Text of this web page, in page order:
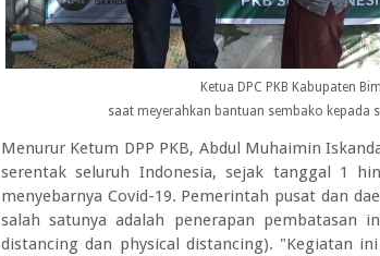
Ketua DPC PKB Kabupaten
saat meyerahkan bantuan sembako
Menurur Ketum DPP PKB, Abdul Muhaimin
serentak seluruh Indonesia, sejak tanggal 1
menyebarnya Covid-19. Pemerintah pusat dan
salah satunya adalah penerapan pembatasan
distancing dan physical distancing). "Kegiatan